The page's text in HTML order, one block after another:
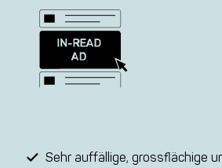
Sehr auffällige, grossflächige